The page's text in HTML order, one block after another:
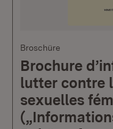
Broschüre
Brochure
lutter contre
sexuelles